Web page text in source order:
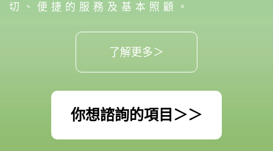
切、便捷的服務及基本照顧。
了解更多＞
你想諮詢的項目＞＞